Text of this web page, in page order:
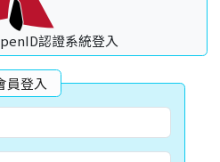
認證系統登入
員登入